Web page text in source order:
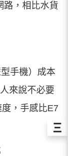
路，相比水貨
手機）成本
來說不必要
，手感比E7
Ξ